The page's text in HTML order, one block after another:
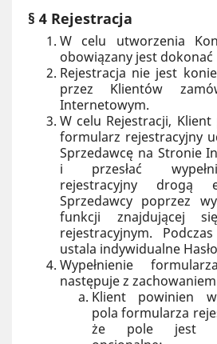
§ 4 Rejestracja
W celu utworzenia
obowiązany jest dokonać
Rejestracja nie jest
przez Klientów
Internetowym.
W celu Rejestracji, Klient
formularz rejestracyjny
Sprzedawcę na Stronie
i przesłać
rejestracyjny drogą
Sprzedawcy poprzez
funkcji znajdującej
rejestracyjnym.
ustala indywidualne
Wypełnienie
następuje z
Klient powinien
pola formularza
że pole jest